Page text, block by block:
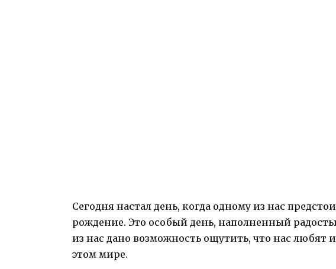
Сегодня настал день, когда одному из нас
рождение. Это особый день, наполненный
из нас дано возможность ощутить, что нас любят
этом мире.